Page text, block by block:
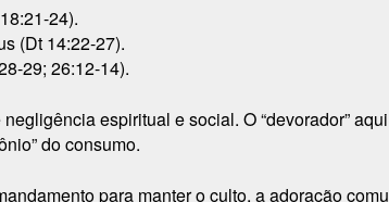
24).
(Dt 14:22-27).
29; 26:12-14).
espiritual e social. O “devorador”
do consumo.
para manter o culto, a adoração